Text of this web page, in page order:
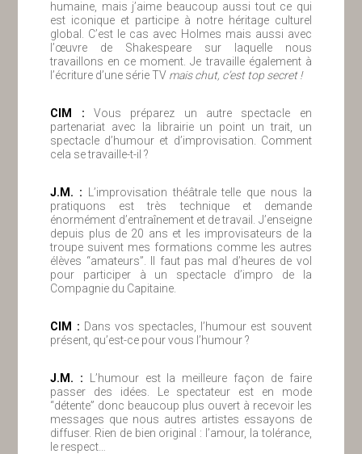
humaine, mais j’aime beaucoup aussi tout ce qui
est iconique et participe à notre héritage culturel
global. C’est le cas avec Holmes mais aussi avec
l’œuvre de Shakespeare sur laquelle nous
travaillons en ce moment. Je travaille également à
l’écriture d’une série TV mais chut, c’est top secret !
ClM : Vous préparez un autre spectacle en
partenariat avec la librairie un point un trait, un
spectacle d’humour et d’improvisation. Comment
cela se travaille-t-il ?
J.M. : L’improvisation théâtrale telle que nous la
pratiquons est très technique et demande
énormément d’entraînement et de travail. J’enseigne
depuis plus de 20 ans et les improvisateurs de la
troupe suivent mes formations comme les autres
élèves “amateurs”. Il faut pas mal d’heures de vol
pour participer à un spectacle d’impro de la
Compagnie du Capitaine.
ClM : Dans vos spectacles, l’humour est souvent
présent, qu’est-ce pour vous l’humour ?
J.M. : L’humour est la meilleure façon de faire
passer des idées. Le spectateur est en mode
“détente” donc beaucoup plus ouvert à recevoir les
messages que nous autres artistes essayons de
diffuser. Rien de bien original : l’amour, la tolérance,
le respect…